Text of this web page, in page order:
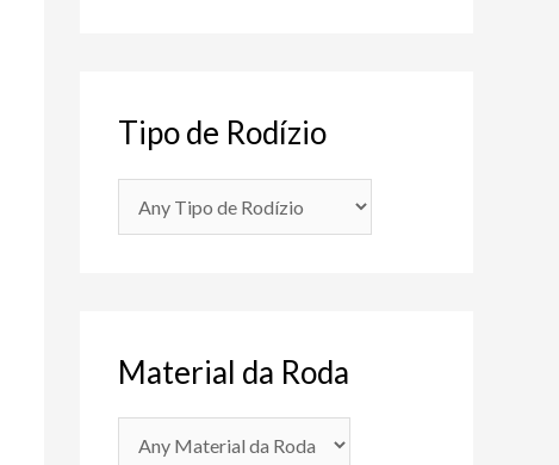
Tipo de Rodízio
Material da Roda